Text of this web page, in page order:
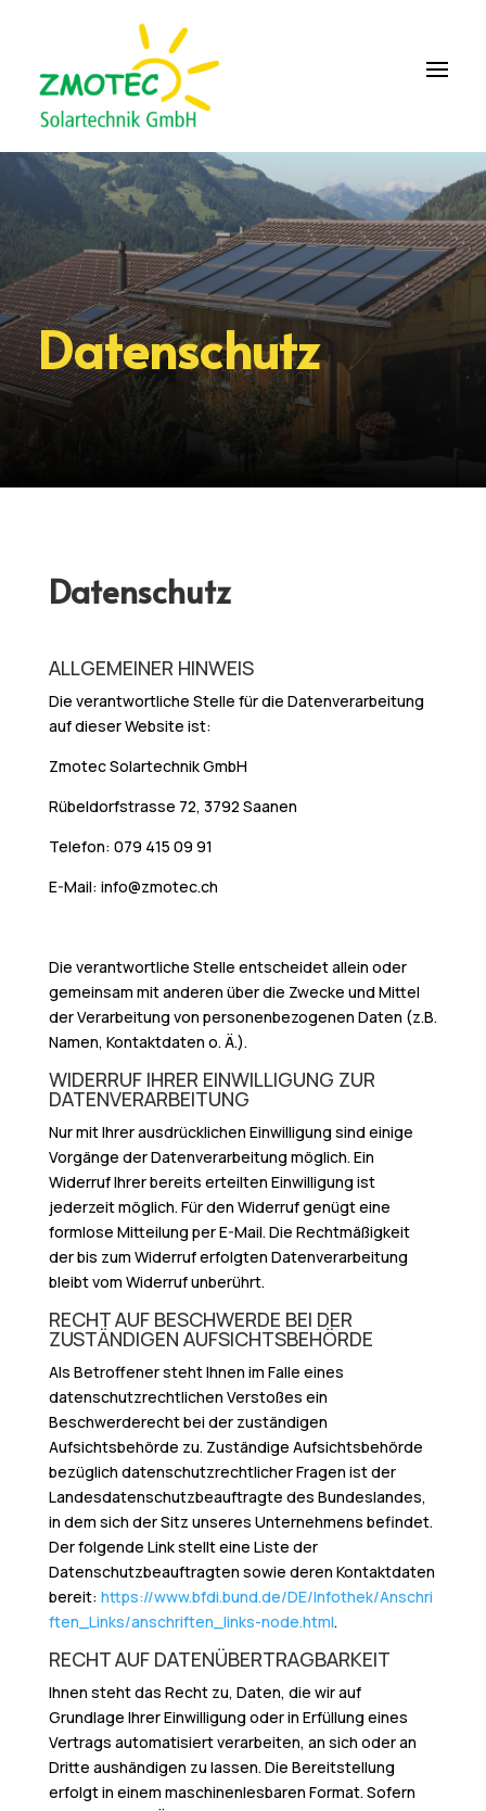
Datenschutz
Datenschutz
ALLGEMEINER HINWEIS
Die verantwortliche Stelle für die Datenverarbeitung
auf dieser Website ist:
Zmotec Solartechnik GmbH
Rübeldorfstrasse 72, 3792 Saanen
Telefon: 079 415 09 91
E-Mail: info@zmotec.ch
Die verantwortliche Stelle entscheidet allein oder
gemeinsam mit anderen über die Zwecke und Mittel
der Verarbeitung von personenbezogenen Daten (z.B.
Namen, Kontaktdaten o. Ä.).
WIDERRUF IHRER EINWILLIGUNG ZUR
DATENVERARBEITUNG
Nur mit Ihrer ausdrücklichen Einwilligung sind einige
Vorgänge der Datenverarbeitung möglich. Ein
Widerruf Ihrer bereits erteilten Einwilligung ist
jederzeit möglich. Für den Widerruf genügt eine
formlose Mitteilung per E-Mail. Die Rechtmäßigkeit
der bis zum Widerruf erfolgten Datenverarbeitung
bleibt vom Widerruf unberührt.
RECHT AUF BESCHWERDE BEI DER
ZUSTÄNDIGEN AUFSICHTSBEHÖRDE
Als Betroffener steht Ihnen im Falle eines
datenschutzrechtlichen Verstoßes ein
Beschwerderecht bei der zuständigen
Aufsichtsbehörde zu. Zuständige Aufsichtsbehörde
bezüglich datenschutzrechtlicher Fragen ist der
Landesdatenschutzbeauftragte des Bundeslandes,
in dem sich der Sitz unseres Unternehmens befindet.
Der folgende Link stellt eine Liste der
Datenschutzbeauftragten sowie deren Kontaktdaten
bereit: https://www.bfdi.bund.de/DE/Infothek/Anschri
ften_Links/anschriften_links-node.html.
RECHT AUF DATENÜBERTRAGBARKEIT
Ihnen steht das Recht zu, Daten, die wir auf
Grundlage Ihrer Einwilligung oder in Erfüllung eines
Vertrags automatisiert verarbeiten, an sich oder an
Dritte aushändigen zu lassen. Die Bereitstellung
erfolgt in einem maschinenlesbaren Format. Sofern